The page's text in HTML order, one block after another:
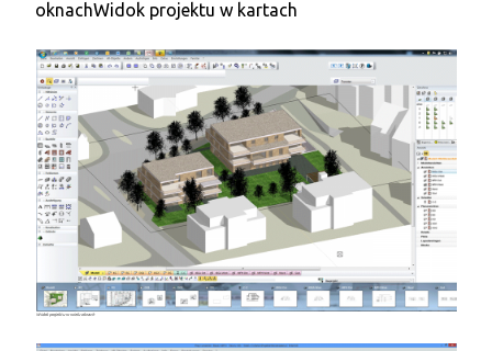
oknachWidok projektu w kartach
Widok projektu w wielu oknach